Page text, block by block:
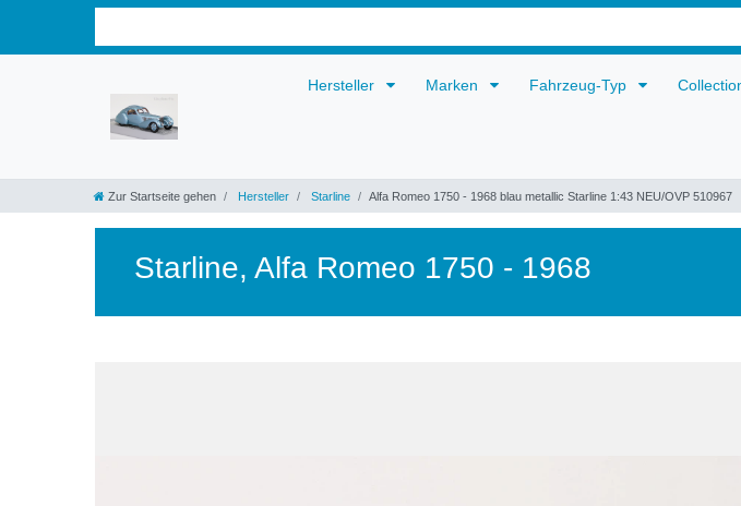
Hersteller Marken Fahrzeug-Typ
Zur Startseite gehen Hersteller Starline Alfa Romeo 1750 - 1968 blau metallic Starline 1:43 NEU/OVP 510967
Starline, Alfa Romeo 1750 - 1968